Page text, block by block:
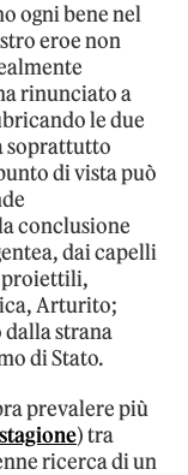
ogni bene nel
eroe non
rinunciato a
le due
soprattutto
di vista può
conclusione
dai capelli
proiettili,
Arturito;
strana
di Stato.
prevalere più
) tra
ricerca di un